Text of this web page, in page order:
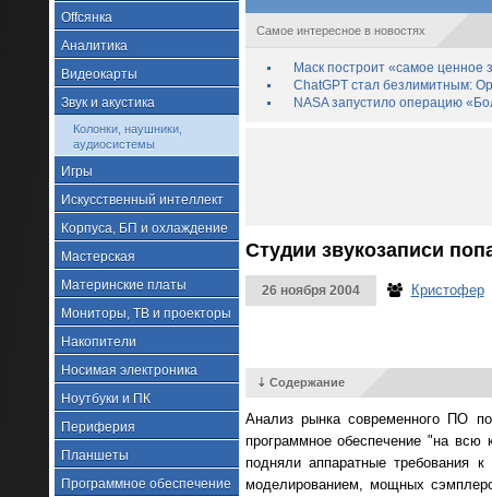
Offсянка
Аналитика
Видеокарты
Звук и акустика
Колонки, наушники,
аудиосистемы
Игры
Искусственный интеллект
Корпуса, БП и охлаждение
Мастерская
Материнские платы
Мониторы, ТВ и проекторы
Накопители
Носимая электроника
Ноутбуки и ПК
Периферия
Планшеты
Программное обеспечение
Самое интересное в новостях
Маск построит «самое ценное
ChatGPT стал безлимитным:
NASA запустило операцию
Студии звукозаписи
26 ноября 2004 Кристофер
⇣ Содержание
Анализ рынка современного ПО
программное обеспечение "на всю
подняли аппаратные требования
моделированием, мощных